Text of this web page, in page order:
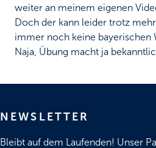
weiter an meinem eigenen
Doch der kann leider trotz
immer noch keine bayerischen
Naja, Übung macht ja
NEWSLETTER
Bleibt auf dem Laufenden! Unser